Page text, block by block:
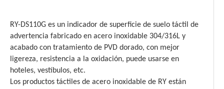
RY-DS110G es un indicador de superficie de suelo táctil de
advertencia fabricado en acero inoxidable 304/316L y
acabado con tratamiento de PVD dorado, con mejor
ligereza, resistencia a la oxidación, puede usarse en
hoteles, vestíbulos, etc.
Los productos táctiles de acero inoxidable de RY están